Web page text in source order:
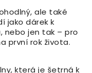
ale také
jako dárek k
nebo jen tak – pro
první rok života.
která je šetrná k